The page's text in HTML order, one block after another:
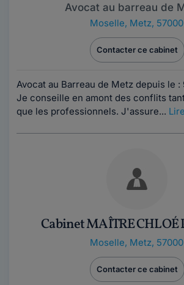
Avocat au barreau de
Moselle, Metz, 57000
Contacter ce cabinet
Avocat au Barreau de Metz depuis le :
Je conseille en amont des conflits
que les professionnels. J'assure...
Cabinet MAÎTRE CHLOÉ
Moselle, Metz, 57000
Contacter ce cabinet